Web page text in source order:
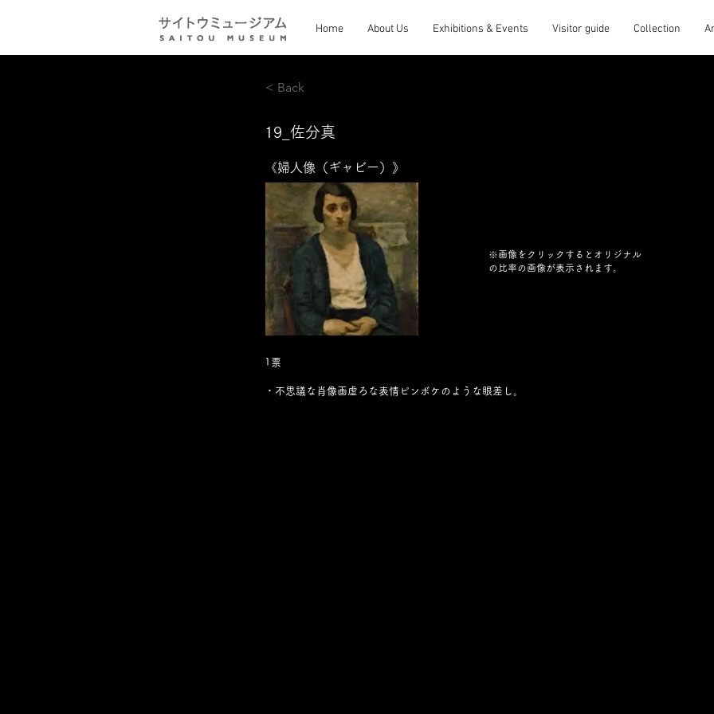
Home About Us Exhibitions & Events Visitor guide Collection
< Back
19_佐分真
《婦人像（ギャビー）》
※画像をクリックするとオリジナル
の比率の画像が表示されます。
1票
・不思議な肖像画虚ろな表情ピンボケのような眼差し。